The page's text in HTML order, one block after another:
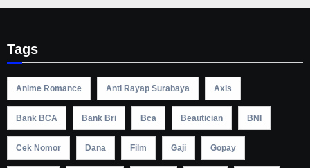
Tags
Anime Romance Anti Rayap Surabaya Axis
Bank BCA Bank Bri Bca Beautician BNI
Cek Nomor Dana Film Gaji Gopay